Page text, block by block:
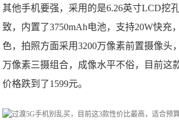
其他手机要强，采用的是6.26英寸LCD挖
致，内置了3750mAh电池，支持20W快充
色，拍照方面采用3200万像素前置摄像头
万像素三摄组合，成像水平不俗，目前这
价格跌到了1599元。